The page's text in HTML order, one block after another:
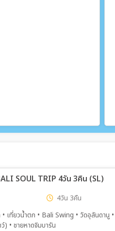
SOUL TRIP 4วัน 3คืน (SL)
4วัน 3คืน
เที่ยวน้ำตก • Bali Swing • วัดอุลันดานู
) • ชายหาดจิมบารัน